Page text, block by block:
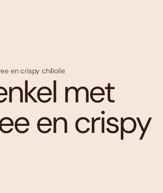
en crispy chiliolie
met
en crispy